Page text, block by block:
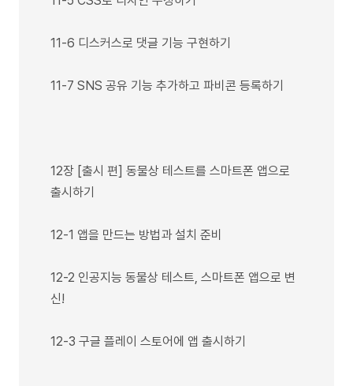
11-6 디스커스로 댓글 기능 구현하기
11-7 SNS 공유 기능 추가하고 파비콘 등록하기
12장 [출시 편] 동물상 테스트를 스마트폰 앱으로
출시하기
12-1 앱을 만드는 방법과 설치 준비
12-2 인공지능 동물상 테스트, 스마트폰 앱으로 변
신!
12-3 구글 플레이 스토어에 앱 출시하기